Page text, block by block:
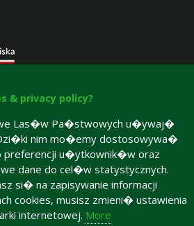
Accesibility declaration
& privacy policy?
Las�w Pa�stwowych u�ywaj�
nim mo�emy dostosowywa�
preferencji u�ytkownik�w oraz
dane do cel�w statystycznych.
si� na zapisywanie informacji
cookies, musisz zmieni� ustawienia
internetowej. More